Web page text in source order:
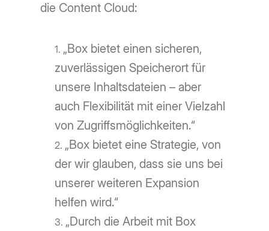
die Content Cloud:
„Box bietet einen sicheren,
zuverlässigen Speicherort für
unsere Inhaltsdateien – aber
auch Flexibilität mit einer Vielzahl
von Zugriffsmöglichkeiten.“
„Box bietet eine Strategie, von
der wir glauben, dass sie uns bei
unserer weiteren Expansion
helfen wird.“
„Durch die Arbeit mit Box